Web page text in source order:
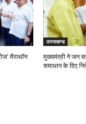
मैराथॉन
उत्तराखण्ड
मुख्यमंत्री ने जन
समाधान के दिए